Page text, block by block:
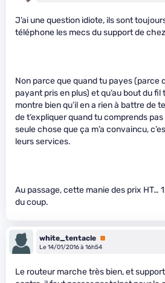
J’ai une question idiote, ils sont
téléphone les mecs du support de
Non parce que quand tu payes (parce
payant pris en plus) et qu’au bout du fil
montre bien qu’il en a rien à battre de
de t’expliquer quand tu comprends
seule chose que ça m’a convaincu,
leurs services.
Au passage, cette manie des prix HT…
du coup.
white_tentacle Premium
Le 14/01/2016 à 16h54
Le routeur marche très bien, et